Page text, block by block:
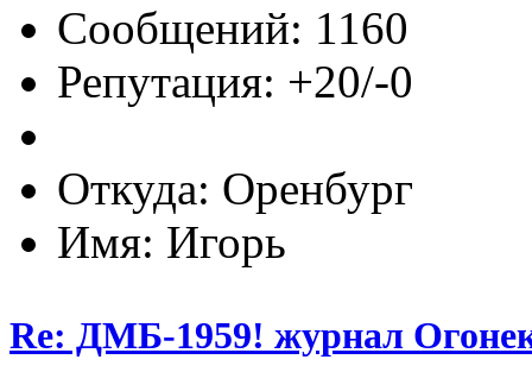
Сообщений: 1160
Репутация: +20/-0
Откуда: Оренбург
Имя: Игорь
Re: ДМБ-1959! журнал